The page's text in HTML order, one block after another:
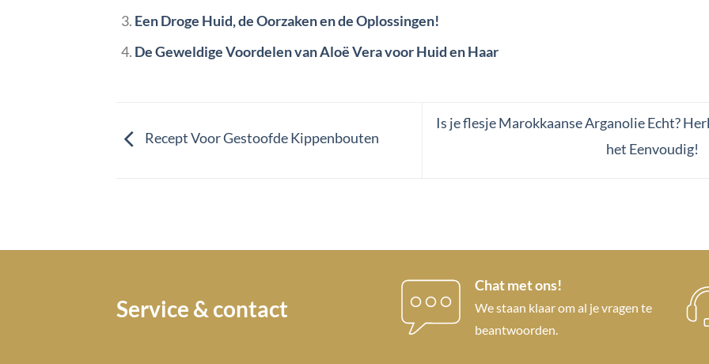
Een Droge Huid, de Oorzaken en de Oplossingen!
De Geweldige Voordelen van Aloë Vera voor Huid en Haar
Recept Voor Gestoofde Kippenbouten
Is je flesje Marokkaanse Arganolie Echt?
het Eenvoudig!
Service & contact
Chat met ons!
We staan klaar om al je vragen te
beantwoorden.